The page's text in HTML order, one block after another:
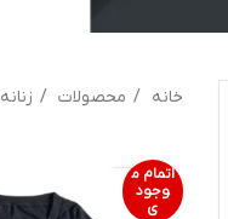
خانه محصولات زنانه
اتمام م
وجود
ی